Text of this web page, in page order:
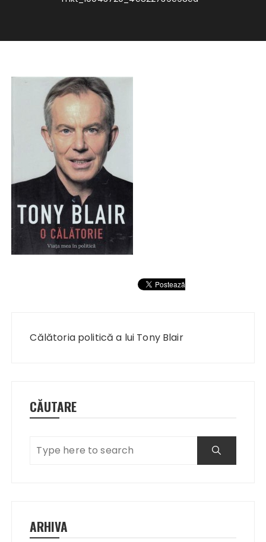
Călătoria politică a lui Tony Blair
CĂUTARE
ARHIVA